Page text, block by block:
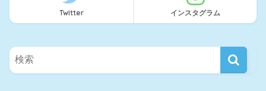
Twitter インスタグラム